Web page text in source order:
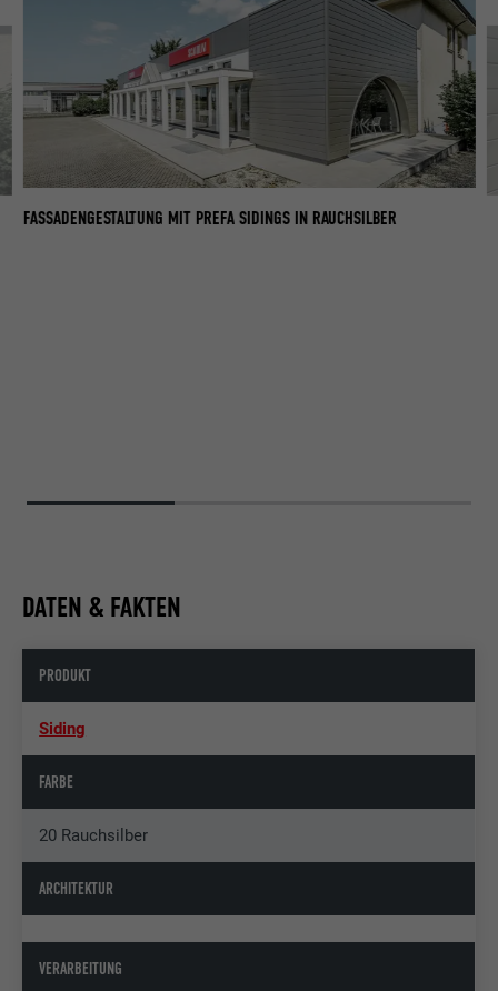
FASSADENGESTALTUNG MIT PREFA SIDINGS IN RAUCHSILBER
DATEN & FAKTEN
PRODUKT
Siding
FARBE
20 Rauchsilber
ARCHITEKTUR
VERARBEITUNG